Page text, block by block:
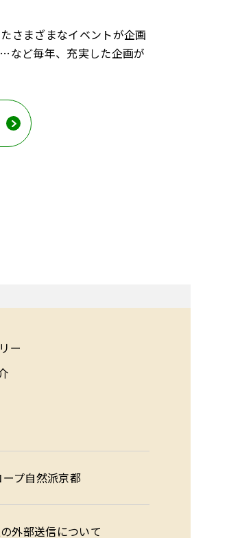
さまざまなイベントが企画
など毎年、充実した企画が
ー
ープ自然派京都
外部送信について